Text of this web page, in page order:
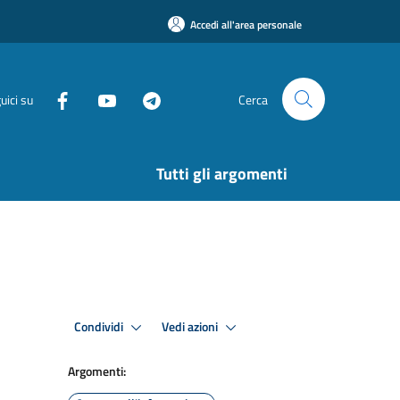
Accedi all'area personale
su Cerca
Tutti gli argomenti
Condividi Vedi azioni
Argomenti: